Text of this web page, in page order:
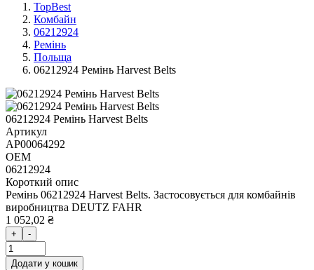
TopBest
Комбайн
06212924
Ремінь
Польща
06212924 Ремінь Harvest Belts
06212924 Ремінь Harvest Belts
Артикул
AP00064292
OEM
06212924
Короткий опис
Ремінь 06212924 Harvest Belts. Застосовується для комбайнів
виробництва DEUTZ FAHR
1 052,02 ₴
+ -
Додати у кошик